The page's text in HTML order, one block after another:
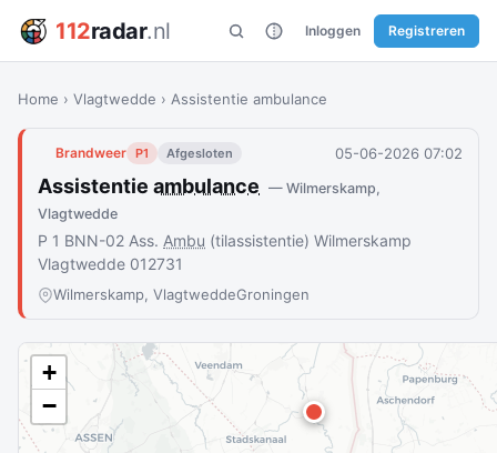
112radar.nl Inloggen Registreren
Home › Vlagtwedde › Assistentie ambulance
Brandweer P1 Afgesloten 05-06-2026 07:02
Assistentie ambulance — Wilmerskamp,
Vlagtwedde
P 1 BNN-02 Ass. Ambu (tilassistentie) Wilmerskamp
Vlagtwedde 012731
Wilmerskamp, VlagtweddeGroningen
+
−